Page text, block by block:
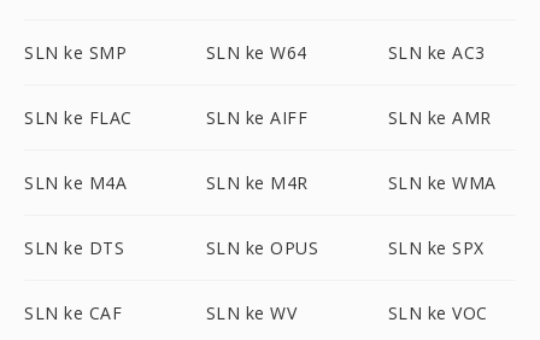
SLN ke SMP SLN ke W64 SLN ke AC3
SLN ke FLAC SLN ke AIFF SLN ke AMR
SLN ke M4A SLN ke M4R SLN ke WMA
SLN ke DTS SLN ke OPUS SLN ke SPX
SLN ke CAF SLN ke WV SLN ke VOC